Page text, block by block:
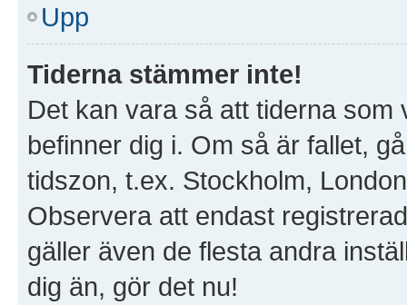
Upp
Tiderna stämmer inte!
Det kan vara så att tiderna
befinner dig i. Om så är fallet,
tidszon, t.ex. Stockholm,
Observera att endast
gäller även de flesta andra
dig än, gör det nu!